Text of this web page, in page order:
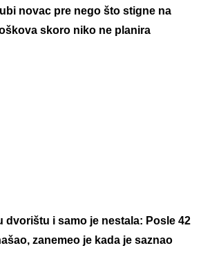
novac pre nego što stigne na
skoro niko ne planira
dvorištu i samo je nestala: Posle 42
zanemeo je kada je saznao